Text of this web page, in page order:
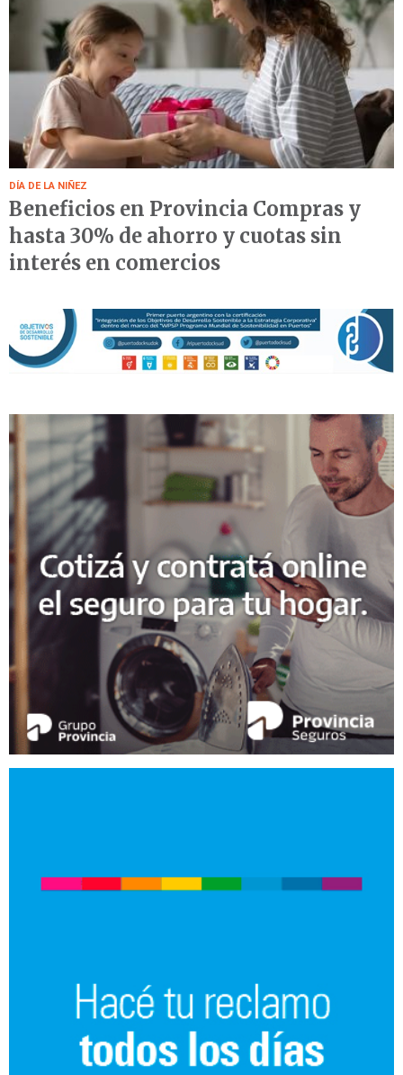
DÍA DE LA NIÑEZ
Beneficios en Provincia Compras y
hasta 30% de ahorro y cuotas sin
interés en comercios